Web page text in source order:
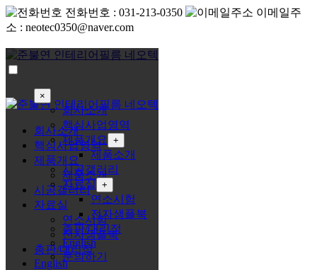
전화번호 : 031-213-0350
이메일주
소 : neotec0350@naver.com
회사소개
핵심사업영역
제품개요
제품소개
시공갤러리
자료실
연소시험
전자샘플북
총판/대리점
English
×
회사소개
핵심사업영역
제품개요
+
제품소개
시공갤러리
자료실 +
연소시험
전자샘플북
총판/대리점
English
문의하기